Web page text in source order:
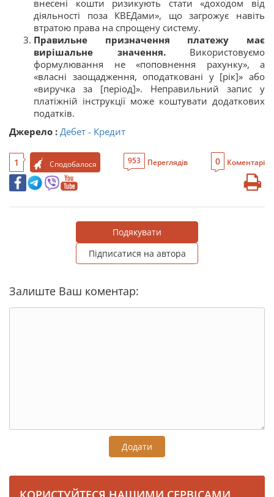
внесені кошти ризикують стати «доходом від
діяльності поза КВЕДами», що загрожує навіть
втратою права на спрощену систему.
Правильне призначення платежу має
вирішальне значення.Використовуємо
формулювання не «поповнення рахунку», а
«власні заощадження, оподатковані у [рік]» або
«виручка за [період]». Неправильний запис у
платіжній інструкції може коштувати додаткових
податків.
Джерело : Дебет - Кредит
1 Сподобалося 953 Переглядів 0 Коментарі
Подякувати
Підписатися на автора
Залиште Ваш коментар:
Додати